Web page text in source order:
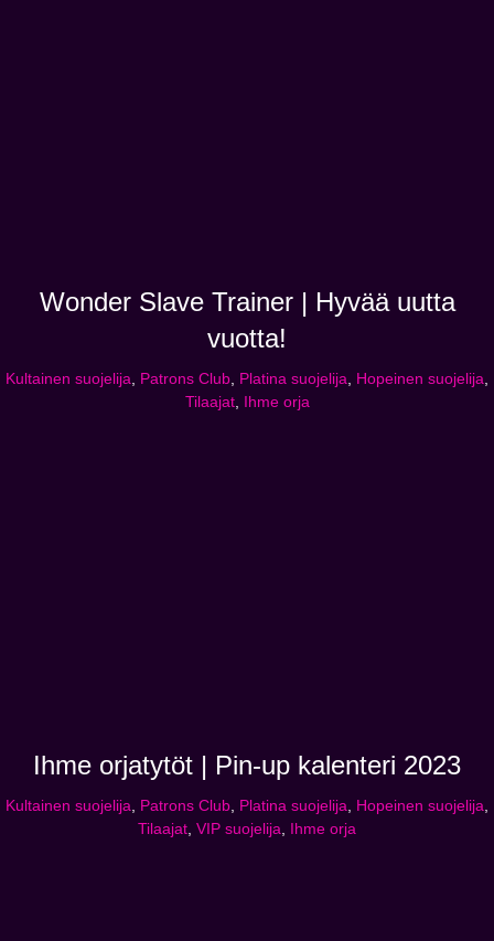
Wonder Slave Trainer | Hyvää uutta
vuotta!
Kultainen suojelija Patrons Club Platina suojelija Hopeinen suojelija
Tilaajat, Ihme orja
Ihme orjatytöt | Pin-up kalenteri 2023
Kultainen suojelija Patrons Club Platina suojelija Hopeinen suojelija
Tilaajat VIP suojelija Ihme orja